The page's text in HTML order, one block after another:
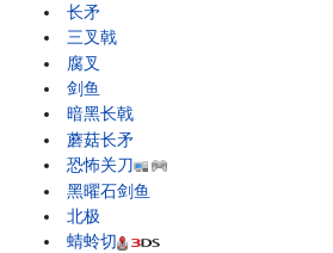
长矛
三叉戟
腐叉
剑鱼
暗黑长戟
蘑菇长矛
恐怖关刀
黑曜石剑鱼
北极
蜻蛉切